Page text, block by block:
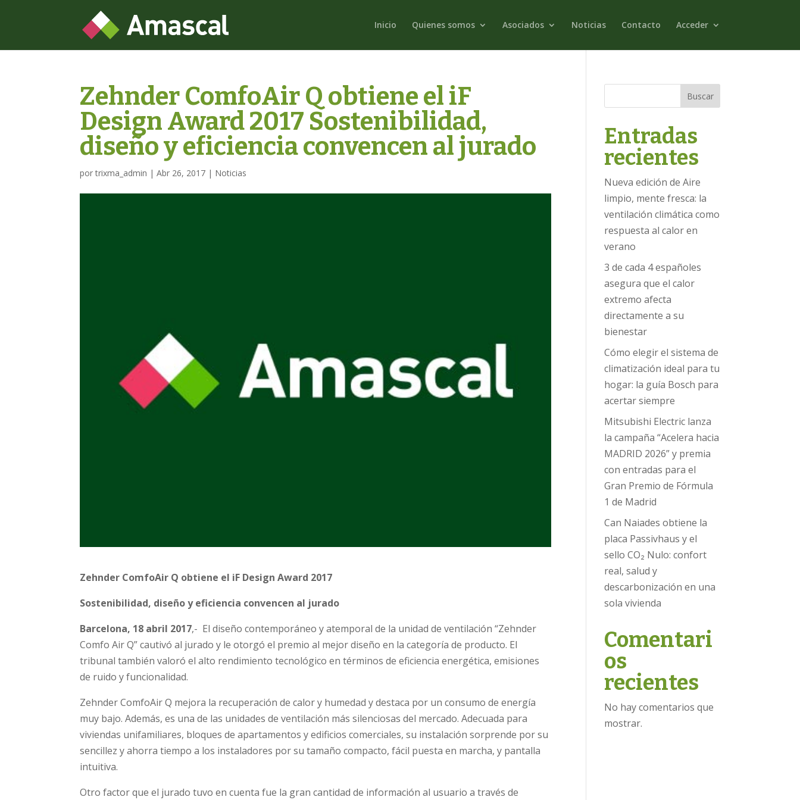
Inicio Quienes somos Asociados Noticias Contacto Acceder
Zehnder ComfoAir Q obtiene el iF
Design Award 2017 Sostenibilidad,
diseño y eficiencia convencen al jurado
portrixma_admin |Abr 26, 2017 | Noticias
Zehnder ComfoAir Q obtiene el iF Design Award 2017
Sostenibilidad, diseño y eficiencia convencen al jurado
Barcelona, 18 abril 2017,- El diseño contemporáneo y atemporal de la unidad de ventilación “Zehnder
Comfo Air Q” cautivó al jurado y le otorgó el premio al mejor diseño en la categoría de producto. El
tribunal también valoró el alto rendimiento tecnológico en términos de eficiencia energética, emisiones
de ruido y funcionalidad.
Zehnder ComfoAir Q mejora la recuperación de calor y humedad y destaca por un consumo de energía
muy bajo. Además, es una de las unidades de ventilación más silenciosas del mercado. Adecuada para
viviendas unifamiliares, bloques de apartamentos y edificios comerciales, su instalación sorprende por su
sencillez y ahorra tiempo a los instaladores por su tamaño compacto, fácil puesta en marcha, y pantalla
intuitiva.
Otro factor que el jurado tuvo en cuenta fue la gran cantidad de información al usuario a través de
Buscar
Entradas
recientes
Nueva edición de Aire
limpio, mente fresca: la
ventilación climática como
respuesta al calor en
verano
3 de cada 4 españoles
asegura que el calor
extremo afecta
directamente a su
bienestar
Cómo elegir el sistema de
climatización ideal para tu
hogar: la guía Bosch para
acertar siempre
Mitsubishi Electric lanza
la campaña “Acelera hacia
MADRID 2026” y premia
con entradas para el
Gran Premio de Fórmula
1 de Madrid
Can Naiades obtiene la
placa Passivhaus y el
sello CO₂ Nulo: confort
real, salud y
descarbonización en una
sola vivienda
Comentari
os
recientes
No hay comentarios que
mostrar.